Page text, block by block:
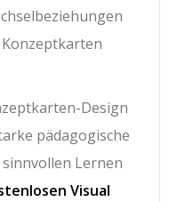
Design
pädagogische
Lernen
Visual